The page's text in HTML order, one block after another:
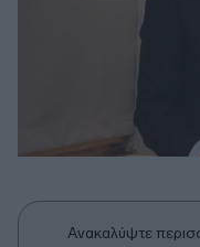
Ανακαλύψτε